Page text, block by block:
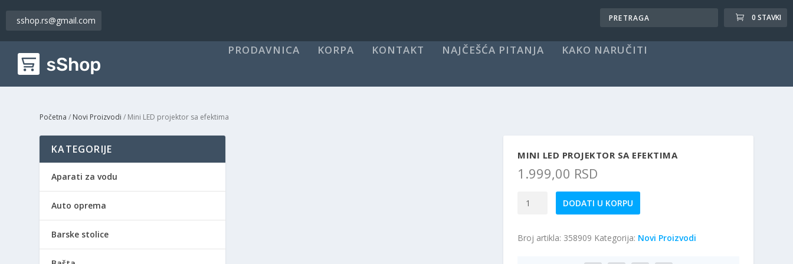
sshop.rs@gmail.com 0 STAVKI
PRODAVNICA KORPA KONTAKT NAJČEŠĆA PITANJA KAKO NARUČITI
Početna / Novi Proizvodi / Mini LED projektor sa efektima
MINI LED PROJEKTOR SA EFEKTIMA
1.999,00 RSD
sa
DODATI U KORPU
Broj artikla: 358909 Kategorija: Novi Proizvodi
KATEGORIJE
Aparati za vodu
Auto oprema
Barske stolice